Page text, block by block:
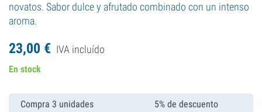
novatos. Sabor dulce y afrutado combinado con un intenso
aroma.
23,00 € IVA incluído
En stock
Compra 3 unidades 5% de descuento